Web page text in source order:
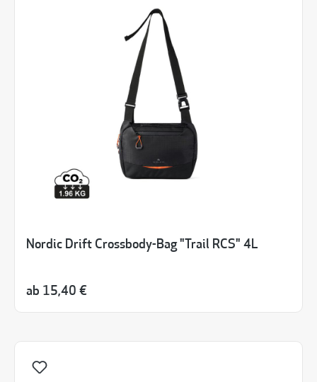
Nordic Drift Crossbody-Bag "Trail RCS" 4L
ab 15,40 €